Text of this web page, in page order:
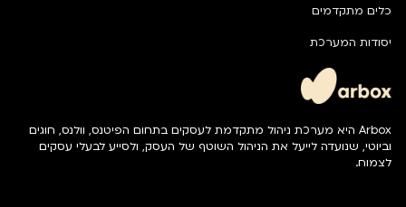
Arbox היא מערכת ניהול מתקדמת לעסקים בתחום הפיטנס, וולנס, חוגים
וביוטי, שנועדה לייעל את הניהול השוטף של העסק, ולסייע לבעלי עסקים
לצמוח.
כלים מתקדמים
יסודות המערכת